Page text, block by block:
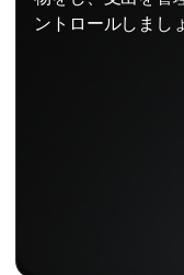
ントロールしまし